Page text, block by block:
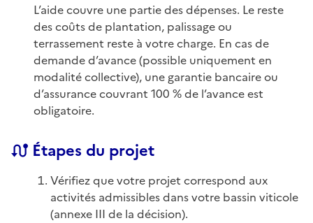
L’aide couvre une partie des dépenses. Le reste
des coûts de plantation, palissage ou
terrassement reste à votre charge. En cas de
demande d’avance (possible uniquement en
modalité collective), une garantie bancaire ou
d’assurance couvrant 100 % de l’avance est
obligatoire.
Étapes du projet
Vérifiez que votre projet correspond aux
activités admissibles dans votre bassin viticole
(annexe III de la décision).